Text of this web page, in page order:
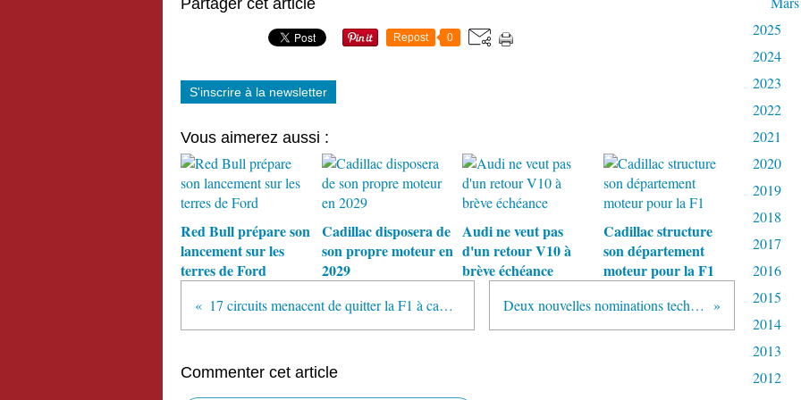
Partager cet article
Repost 0
S'inscrire à la newsletter
Vous aimerez aussi :
Red Bull prépare son
lancement sur les
terres de Ford
Cadillac disposera de
son propre moteur en
2029
Audi ne veut pas
d'un retour V10 à
brève échéance
Cadillac structure
son département
moteur pour la F1
17 circuits menacent de quitter la F1 à cause des nouveaux moteurs Deux nouvelles nominations techniques chez Williams
Commenter cet article
2025
2024
2023
2022
2021
2020
2019
2018
2017
2016
2015
2014
2013
2012